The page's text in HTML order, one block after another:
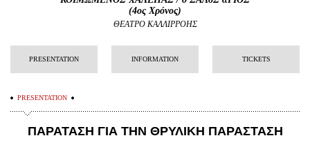
info@ticketservices.gr
Sign up/Sign in
(4ος Χρόνος)
ΘΕΑΤΡΟ ΚΑΛΛΙΡΡΟΗΣ
PRESENTATION INFORMATION TICKETS
PRESENTATION
ΠΑΡΑΤΑΣΗ ΓΙΑ ΤΗΝ ΘΡΥΛΙΚΗ ΠΑΡΑΣΤΑΣΗ